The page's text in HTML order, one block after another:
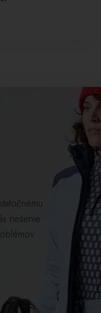
riešenie